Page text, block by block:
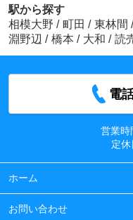
駅から探す
相模大野 / 町田 / 東林間 /
淵野辺 / 橋本 / 大和 / 読
電
営業時
定休
ホーム
お問い合わせ